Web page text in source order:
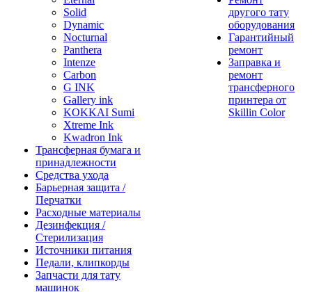
Solid
Dynamic
Nocturnal
Panthera
Intenze
Carbon
G INK
Gallery ink
KOKKAI Sumi
Xtreme Ink
Kwadron Ink
Трансферная бумага и
принадлежности
Средства ухода
Барьерная защита /
Перчатки
Расходные материалы
Дезинфекция /
Стерилизация
Источники питания
Педали, клипкорды
Запчасти для тату
машинок
другого тату
оборудования
Гарантийный
ремонт
Заправка и
ремонт
трансферного
принтера от
Skillin Color